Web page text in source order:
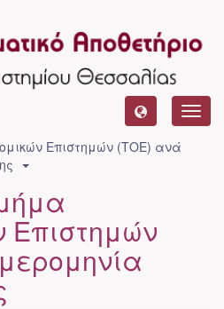
Επιστημών (ΤΟΕ) ανά
Επιστημών